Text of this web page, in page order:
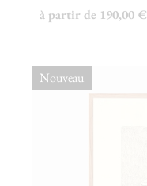
à partir de 190,00 €
Nouveau